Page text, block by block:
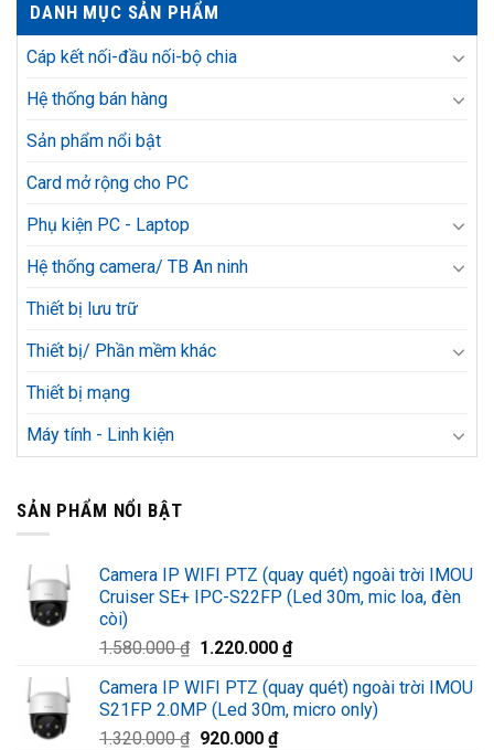
DANH MỤC SẢN PHẨM
Cáp kết nối-đầu nối-bộ chia
Hệ thống bán hàng
Sản phẩm nổi bật
Card mở rộng cho PC
Phụ kiện PC - Laptop
Hệ thống camera/ TB An ninh
Thiết bị lưu trữ
Thiết bị/ Phần mềm khác
Thiết bị mạng
Máy tính - Linh kiện
SẢN PHẨM NỔI BẬT
Camera IP WIFI PTZ (quay quét) ngoài trời IMOU
Cruiser SE+ IPC-S22FP (Led 30m, mic loa, đèn
còi)
1.580.000₫ Giá
là:
1.580.000 ₫.
1.220.000 ₫Giá
tại
là:
Camera IP WIFI PTZ (quay quét) ngoài trời IMOU
S21FP 2.0MP (Led 30m, micro only)
1.320.000₫ Giá
920.000 ₫Giá